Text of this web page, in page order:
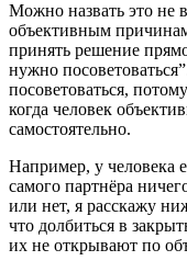
Можно назвать это не
объективным
принять решение
нужно
посоветоваться,
когда человек
самостоятельно.
Например, у человека
самого партнёра
или нет, я расскажу
что долбиться в
их не открывают по